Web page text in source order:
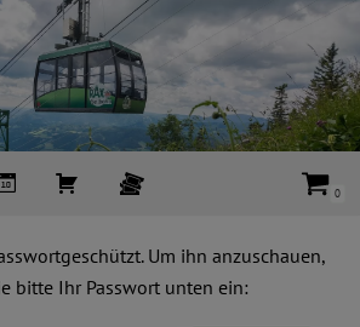
0
Um ihn anzuschauen,
bitte Ihr Passwort unten ein: